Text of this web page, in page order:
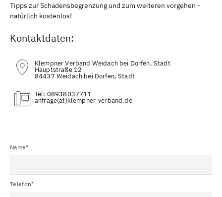
Tipps zur Schadensbegrenzung und zum weiteren vorgehen -
natürlich kostenlos!
Kontaktdaten:
Klempner Verband Weidach bei Dorfen, Stadt
Hauptstraße 12
84437 Weidach bei Dorfen, Stadt
Tel: 08938037711
(at)
Name*
Telefon*